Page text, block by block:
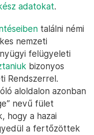
adatokat.
találni némi
nemzeti
felügyeleti
bizonyos
Rendszerrel.
aloldalon azonban
nevű fület
hogy a hazai
a fertőzöttek